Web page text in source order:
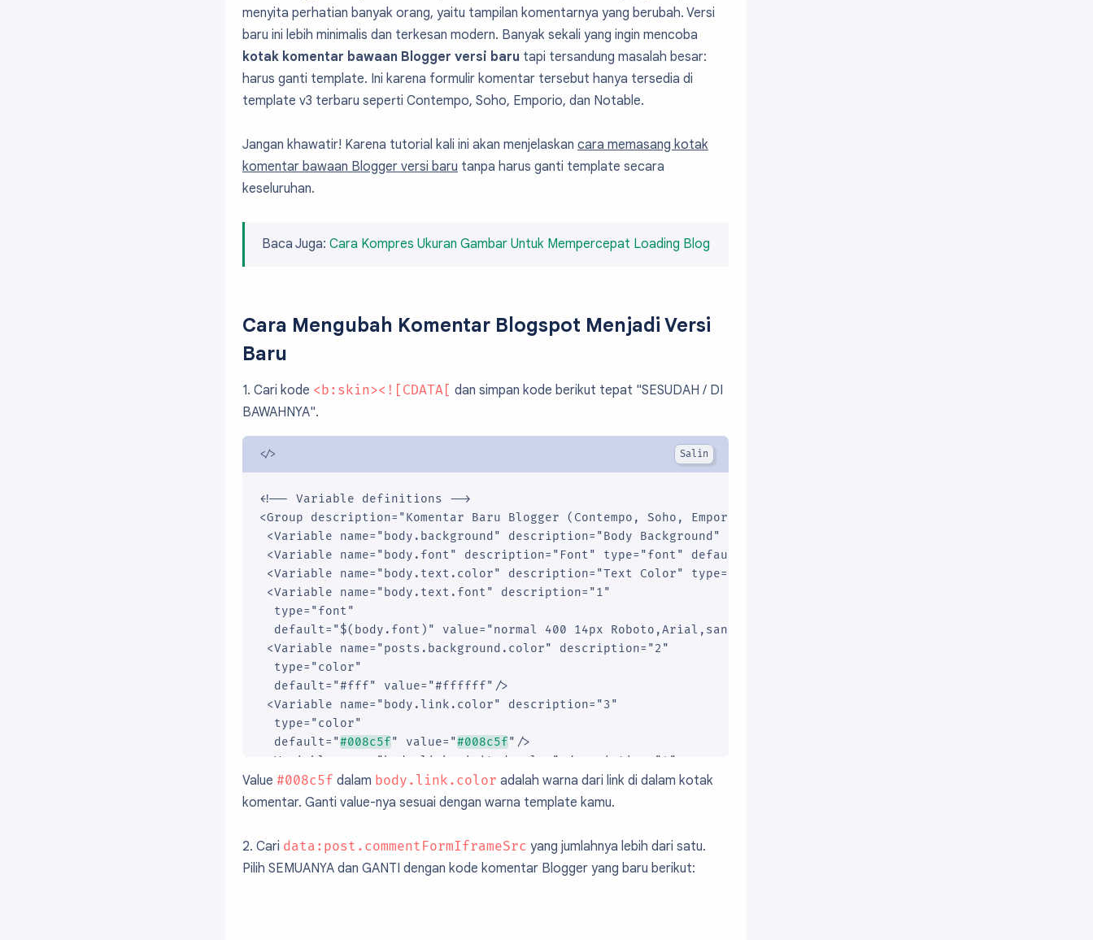
menyita perhatian banyak orang, yaitu tampilan komentarnya yang berubah. Versi
baru ini lebih minimalis dan terkesan modern. Banyak sekali yang ingin mencoba
kotak komentar bawaan Blogger versi baru tapi tersandung masalah besar:
harus ganti template. Ini karena formulir komentar tersebut hanya tersedia di
template v3 terbaru seperti Contempo, Soho, Emporio, dan Notable.
Jangan khawatir! Karena tutorial kali ini akan menjelaskan cara memasang kotak
komentar bawaan Blogger versi baru tanpa harus ganti template secara
keseluruhan.
Baca Juga: Cara Kompres Ukuran Gambar Untuk Mempercepat Loading Blog
Cara Mengubah Komentar Blogspot Menjadi Versi
Baru
1. Cari kode <b:skin><![CDATA[ dan simpan kode berikut tepat "SESUDAH / DI
BAWAHNYA".
<!-- Variable definitions -->
<Group description="Komentar Baru Blogger (Contempo, Soho, Emporio, Notable)">
<Variable name="body.background" description="Body Background" type="background" color="#dddfe2"
<Variable name="body.font" description="Font" type="font" default="normal 400 14px Roboto, Arial, sans-serif"
<Variable name="body.text.color" description="Text Color" type="color" default="#1d2129" value="#1d2129"/>
<Variable name="body.text.font" description="1"
  type="font"
  default="$(body.font)" value="normal 400 14px Roboto,Arial,sans-serif"/>
<Variable name="posts.background.color" description="2"
  type="color"
  default="#fff" value="#ffffff"/>
<Variable name="body.link.color" description="3"
  type="color"
  default="
#008c5f" value="#008c5f"/>
<Variable name="body.link.visited.color" description="4"
  type="color"
  default="#008c5f" value="#008c5f"/>
  default="#1d2129" value="#1d2129"/>
<Variable name="blog.title.font" description="6"
Value #008c5f dalam body.link.color adalah warna dari link di dalam kotak
komentar. Ganti value-nya sesuai dengan warna template kamu.
2. Cari data:post.commentFormIframeSrc yang jumlahnya lebih dari satu.
Pilih SEMUANYA dan GANTI dengan kode komentar Blogger yang baru berikut: